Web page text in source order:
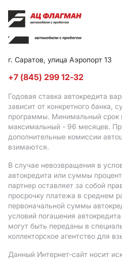
г. Саратов, улица Аэропорт 13
+7 (845) 299 12-32
Годовая ставка автокредита
зависит от конкретного банка,
программы. Минимальный срок
максимальный - 96 месяцев.
дополнительные комиссии
взимаются.
В случае невозвращения в
автокредита или суммы
партнер оставляет за собой
просрочку платежа в среднем
первоначальной суммы
условий погашения
могут быть переданы в
коллекторское агентство для
Данный Интернет-сайт носит